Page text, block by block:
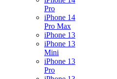
Pro
iPhone 14
Pro Max
iPhone 13
iPhone 13
Mini
iPhone 13
Pro